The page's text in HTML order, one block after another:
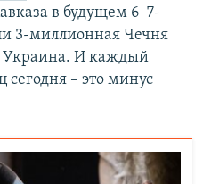
в будущем 6–7-
3-миллионная Чечня
Украина. И каждый
сегодня – это минус